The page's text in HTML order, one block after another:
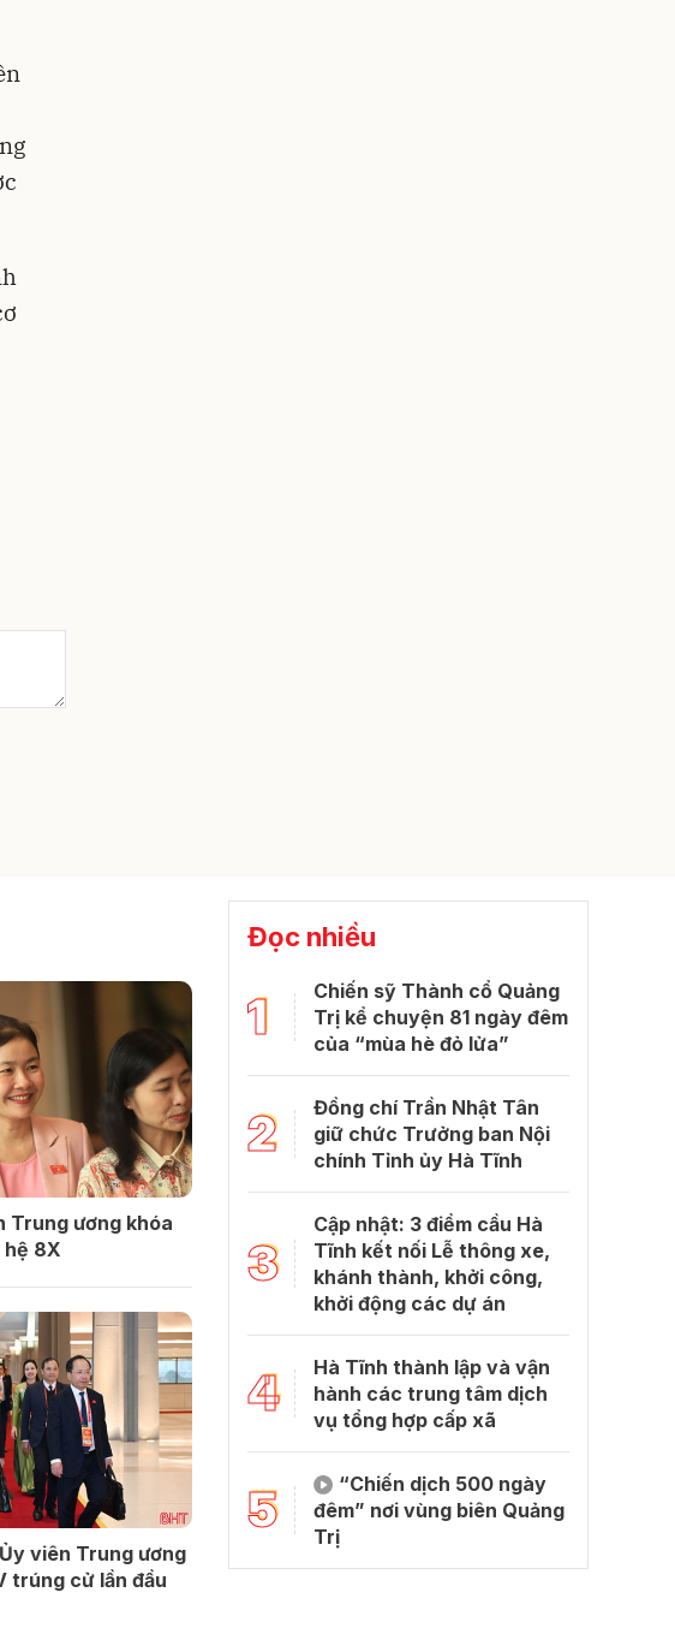
Trung ương khóa
8X
viên Trung ương
trúng cử lần đầu
Đọc nhiều
1
Chiến sỹ Thành cổ Quảng
Trị kể chuyện 81 ngày đêm
của “mùa hè đỏ lửa”
2
Đồng chí Trần Nhật Tân
giữ chức Trưởng ban Nội
chính Tỉnh ủy Hà Tĩnh
3
Cập nhật: 3 điểm cầu Hà
Tĩnh kết nối Lễ thông xe,
khánh thành, khởi công,
khởi động các dự án
4
Hà Tĩnh thành lập và vận
hành các trung tâm dịch
vụ tổng hợp cấp xã
5
“Chiến dịch 500 ngày
đêm” nơi vùng biên Quảng
Trị